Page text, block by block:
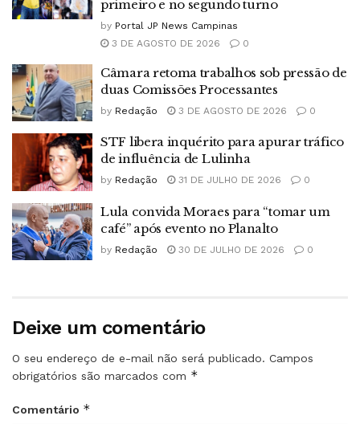
primeiro e no segundo turno
by Portal JP News Campinas
3 DE AGOSTO DE 2026
0
Câmara retoma trabalhos sob pressão de
duas Comissões Processantes
by Redação 3 DE AGOSTO DE 2026 0
STF libera inquérito para apurar tráfico
de influência de Lulinha
by Redação 31 DE JULHO DE 2026 0
Lula convida Moraes para “tomar um
café” após evento no Planalto
by Redação 30 DE JULHO DE 2026 0
Deixe um comentário
O seu endereço de e-mail não será publicado. Campos
obrigatórios são marcados com *
Comentário *